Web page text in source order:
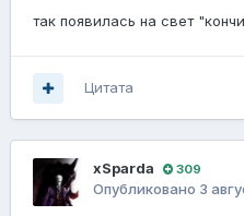
так появилась на свет
Цитата
xSparda 309
Опубликовано 3